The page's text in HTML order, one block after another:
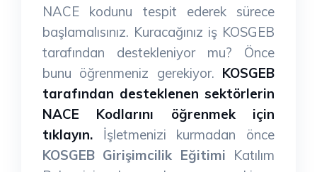
NACE kodunu tespit ederek sürece
başlamalısınız. Kuracağınız iş KOSGEB
tarafından destekleniyor mu? Önce
bunu öğrenmeniz gerekiyor. KOSGEB
tarafından desteklenen sektörlerin
NACE Kodlarını öğrenmek için
tıklayın. İşletmenizi kurmadan önce
KOSGEB Girişimcilik Eğitimi Katılım